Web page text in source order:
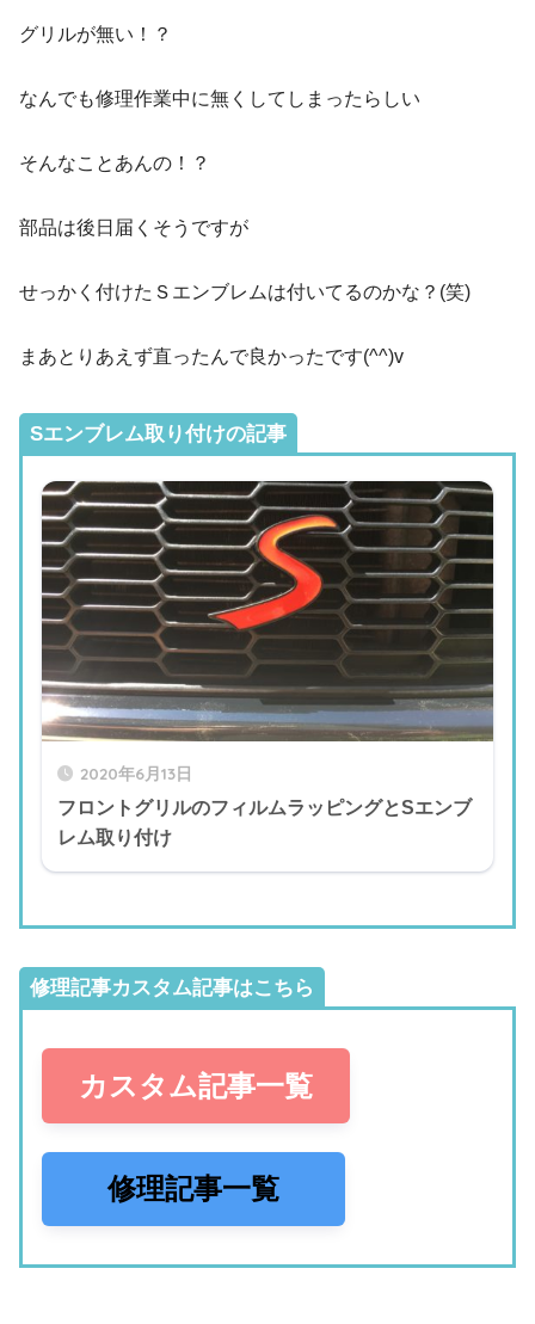
グリルが無い！？
なんでも修理作業中に無くしてしまったらしい
そんなことあんの！？
部品は後日届くそうですが
せっかく付けたＳエンブレムは付いてるのかな？(笑)
まあとりあえず直ったんで良かったです(^^)v
Sエンブレム取り付けの記事
2020年6月13日
フロントグリルのフィルムラッピングとSエンブ
レム取り付け
修理記事カスタム記事はこちら
カスタム記事一覧
修理記事一覧